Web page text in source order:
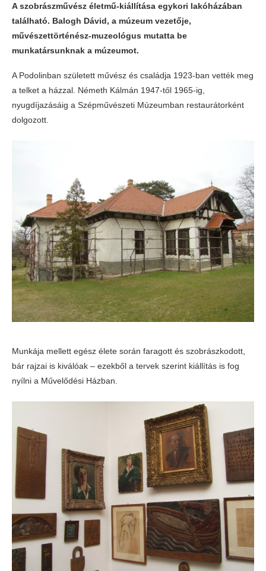
A szobrászművész életmű-kiállítása egykori lakóházában
található. Balogh Dávid, a múzeum vezetője,
művészettörténész-muzeológus mutatta be
munkatársunknak a múzeumot.
A Podolinban született művész és családja 1923-ban vették meg
a telket a házzal. Németh Kálmán 1947-től 1965-ig,
nyugdíjazásáig a Szépművészeti Múzeumban restaurátorként
dolgozott.
Munkája mellett egész élete során faragott és szobrászkodott,
bár rajzai is kiválóak – ezekből a tervek szerint kiállítás is fog
nyílni a Művelődési Házban.